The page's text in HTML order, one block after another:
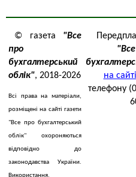
© газета "Все
про
бухгалтерський
облік", 2018-2026
Всі права на матеріали,
розміщені на сайті газети
"Все про бухгалтерський
облік" охороняються
відповідно до
законодавства України.
Використання,
на сайті
телефону